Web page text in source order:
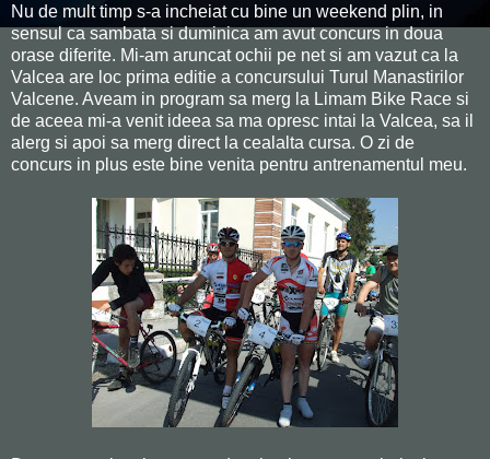
Nu de mult timp s-a incheiat cu bine un weekend plin, in
sensul ca sambata si duminica am avut concurs in doua
orase diferite. Mi-am aruncat ochii pe net si am vazut ca la
Valcea are loc prima editie a concursului Turul Manastirilor
Valcene. Aveam in program sa merg la Limam Bike Race si
de aceea mi-a venit ideea sa ma opresc intai la Valcea, sa il
alerg si apoi sa merg direct la cealalta cursa. O zi de
concurs in plus este bine venita pentru antrenamentul meu.